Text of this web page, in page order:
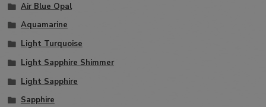
Air Blue Opal
Aquamarine
Light Turquoise
Light Sapphire Shimmer
Light Sapphire
Sapphire